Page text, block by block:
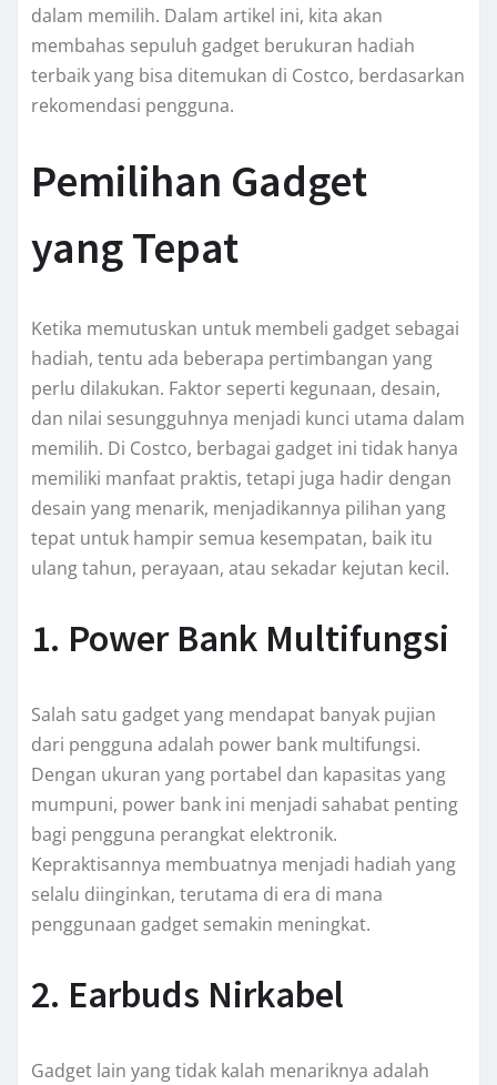
dalam memilih. Dalam artikel ini, kita akan
membahas sepuluh gadget berukuran hadiah
terbaik yang bisa ditemukan di Costco, berdasarkan
rekomendasi pengguna.
Pemilihan Gadget
yang Tepat
Ketika memutuskan untuk membeli gadget sebagai
hadiah, tentu ada beberapa pertimbangan yang
perlu dilakukan. Faktor seperti kegunaan, desain,
dan nilai sesungguhnya menjadi kunci utama dalam
memilih. Di Costco, berbagai gadget ini tidak hanya
memiliki manfaat praktis, tetapi juga hadir dengan
desain yang menarik, menjadikannya pilihan yang
tepat untuk hampir semua kesempatan, baik itu
ulang tahun, perayaan, atau sekadar kejutan kecil.
1. Power Bank Multifungsi
Salah satu gadget yang mendapat banyak pujian
dari pengguna adalah power bank multifungsi.
Dengan ukuran yang portabel dan kapasitas yang
mumpuni, power bank ini menjadi sahabat penting
bagi pengguna perangkat elektronik.
Kepraktisannya membuatnya menjadi hadiah yang
selalu diinginkan, terutama di era di mana
penggunaan gadget semakin meningkat.
2. Earbuds Nirkabel
Gadget lain yang tidak kalah menariknya adalah